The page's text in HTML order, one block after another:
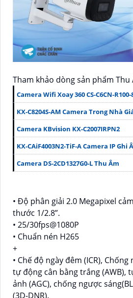
Tham khảo dòng sản phẩm Thu
Camera Wifi Xoay 360 CS-C6CN-R100-
KX-C8204S-AM Camera Trong Nhà
Camera KBvision KX-C2007IRPN2
KX-CAiF4003N2-TiF-A Camera IP Ghi
Camera DS-2CD1327G0-L Thu Âm
• Độ phân giải 2.0 Megapixel
thước 1/2.8”.
• 25/30fps@1080P
• Chuẩn nén H265
+
• Chế độ ngày đêm (ICR),
tự động cân bằng trắng (AWB),
ảnh (AGC), chống ngược
(3D-DNR).